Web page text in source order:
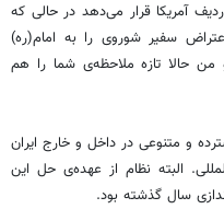
آمریکا قرار می‌دهد در حالی که
سفیر شوروی را به امام(ره)
من حالا تازه ملاحظه‌ی شما را هم
و متنوعی در داخل و خارج ایران
البته نظام از عهده‌ی حل این
سال گذشته بود.